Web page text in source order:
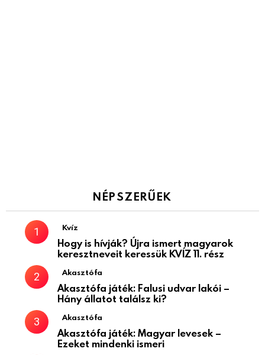
NÉPSZERŰEK
Kvíz
Hogy is hívják? Újra ismert magyarok
keresztneveit keressük KVÍZ 11. rész
Akasztófa
Akasztófa játék: Falusi udvar lakói –
Hány állatot találsz ki?
Akasztófa
Akasztófa játék: Magyar levesek –
Ezeket mindenki ismeri